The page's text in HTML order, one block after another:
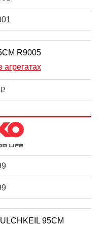
R9005
агрегатах
i
95CM